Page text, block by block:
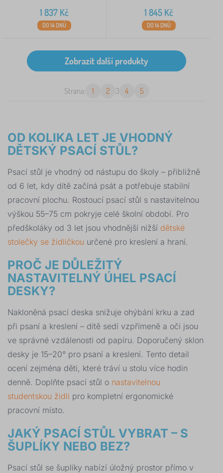
1 837 Kč
DO 14 DNŮ
1 845Kč
DO 14 DNŮ
Strana: 1 2 3 4 5
OD KOLIKA LET JE VHODNÝ
DĚTSKÝ PSACÍ STŮL?
Psací stůl je vhodný od nástupu do školy – přibližně
od 6 let, kdy dítě začíná psát a potřebuje stabilní
pracovní plochu. Rostoucí psací stůl s nastavitelnou
výškou 55–75 cm pokryje celé školní období. Pro
předškoláky od 3 let jsou vhodnější nižší dětské
stolečky se židličkou určené pro kreslení a hraní.
PROČ JE DŮLEŽITÝ
NASTAVITELNÝ ÚHEL PSACÍ
DESKY?
Nakloněná psací deska snižuje ohýbání krku a zad
při psaní a kreslení – dítě sedí vzpřímeně a oči jsou
ve správné vzdálenosti od papíru. Doporučený sklon
desky je 15–20° pro psaní a kreslení. Tento detail
ocení zejména děti, které tráví u stolu více hodin
denně. Doplňte psací stůl o nastavitelnou
studentskou židli pro kompletní ergonomické
pracovní místo.
JAKÝ PSACÍ STŮL VYBRAT – S
ŠUPLÍKY NEBO BEZ?
Psací stůl se šuplíky nabízí úložný prostor přímo v